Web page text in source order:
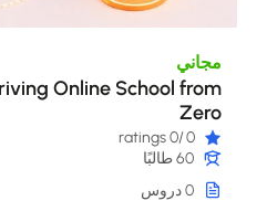
مجاني
Online School from
Zero
0
/0 ratings
60 طالبًا
0 دروس